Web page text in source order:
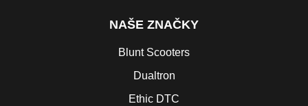
NAŠE ZNAČKY
Blunt Scooters
Dualtron
Ethic DTC